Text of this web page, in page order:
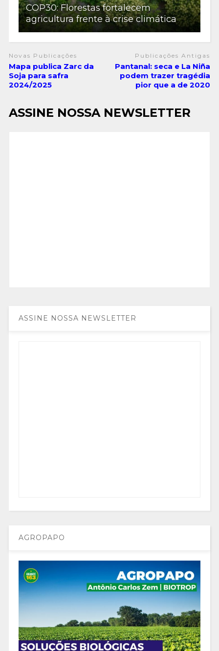
COP30: Florestas fortalecem
agricultura frente à crise climática
Novas Publicações
Mapa publica Zarc da
Soja para safra
2024/2025
Publicações Antigas
Pantanal: seca e La Niña
podem trazer tragédia
pior que a de 2020
ASSINE NOSSA NEWSLETTER
ASSINE NOSSA NEWSLETTER
AGROPAPO